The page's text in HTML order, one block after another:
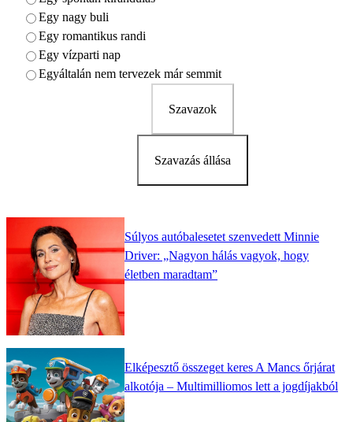
Egy nagy buli
Egy romantikus randi
Egy vízparti nap
Egyáltalán nem tervezek már semmit
Szavazok
Szavazás állása
Súlyos autóbalesetet szenvedett Minnie
Driver: „Nagyon hálás vagyok, hogy
életben maradtam”
Elképesztő összeget keres A Mancs őrjárat
alkotója – Multimilliomos lett a jogdíjakból